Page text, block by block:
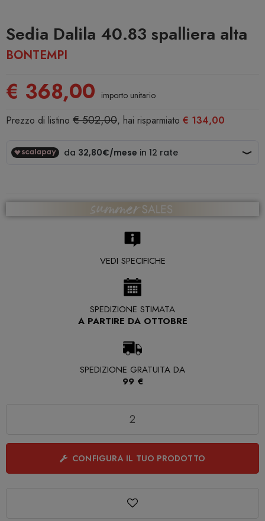
Sedia Dalila 40.83 spalliera alta
BONTEMPI
€ 368,00 importo unitario
Prezzo di listino € 502,00, hai risparmiato € 134,00
VEDI SPECIFICHE
SPEDIZIONE STIMATA
A PARTIRE DA OTTOBRE
SPEDIZIONE GRATUITA DA
99 €
CONFIGURA IL TUO PRODOTTO